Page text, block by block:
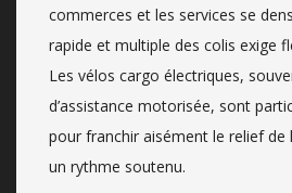
commerces et les services se
rapide et multiple des colis exige
Les vélos cargo électriques,
d’assistance motorisée, sont
pour franchir aisément le relief de
un rythme soutenu.